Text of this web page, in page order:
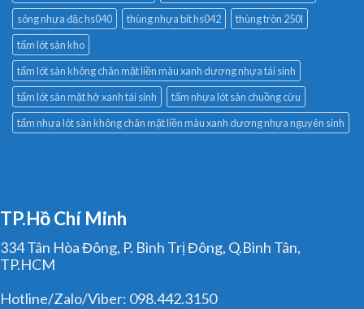
sóng nhựa đặc hs040
thùng nhựa bít hs042
thùng tròn 250l
tấm lót sàn kho
tấm lót sàn không chân mặt liền màu xanh dương nhựa tái sinh
tấm lót sàn mặt hở xanh tái sinh
tấm nhựa lót sàn chuồng cừu
tấm nhựa lót sàn không chân mặt liền màu xanh dương nhựa nguyên sinh
TP.Hồ Chí Minh
334 Tân Hòa Đông, P. Bình Trị Đông, Q.Bình Tân,
TP.HCM
Hotline/Zalo/Viber: 098.442.3150